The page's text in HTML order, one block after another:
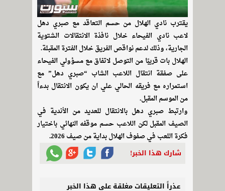
يقترب نادي الهلال من حسم التعاقد مع صبري دهل
لاعب نادي الفيحاء خلال نافذة الانتقالات الشتوية
الجارية، وذلك لدعم نواقص الفريق خلال الفترة المقبلة.
الهلال بات قريبًا من التوصل لاتفاق مع مسؤولي الفيحاء
على صفقة انتقال اللاعب الشاب “صبري دهل” مع
استمراره مع فريقه الحالي علي ان يكون الانتقال بدءاً
من الموسم المقبل.
وارتبط صبري دهل بالانتقال للعديد من الأندية في
الصيف المقبل لكن اللاعب حسم موقفه النهائي باختيار
فكرة اللعب في صفوف الهلال بداية من صيف 2026.
شارك هذا الخبر!
عذراً التعليقات مغلقة على هذا الخبر